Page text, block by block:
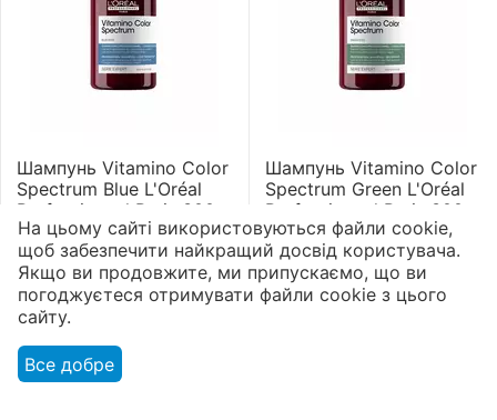
Шампунь Vitamino Color
Spectrum Blue L'Oréal
Professionnel Paris 300
мл0.0
В наявності
1 245грн
Шампунь Vitamino Color
Spectrum Green L'Oréal
Professionnel Paris 300
мл0.0
В наявності
1 245 грн
На цьому сайті використовуються файли cookie,
щоб забезпечити найкращий досвід користувача.
Якщо ви продовжите, ми припускаємо, що ви
погоджуєтеся отримувати файли cookie з цього
сайту.
Все добре